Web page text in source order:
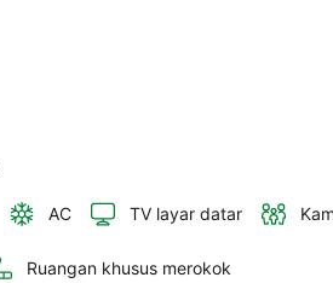
AC TV layar datar
Ruangan khusus merokok